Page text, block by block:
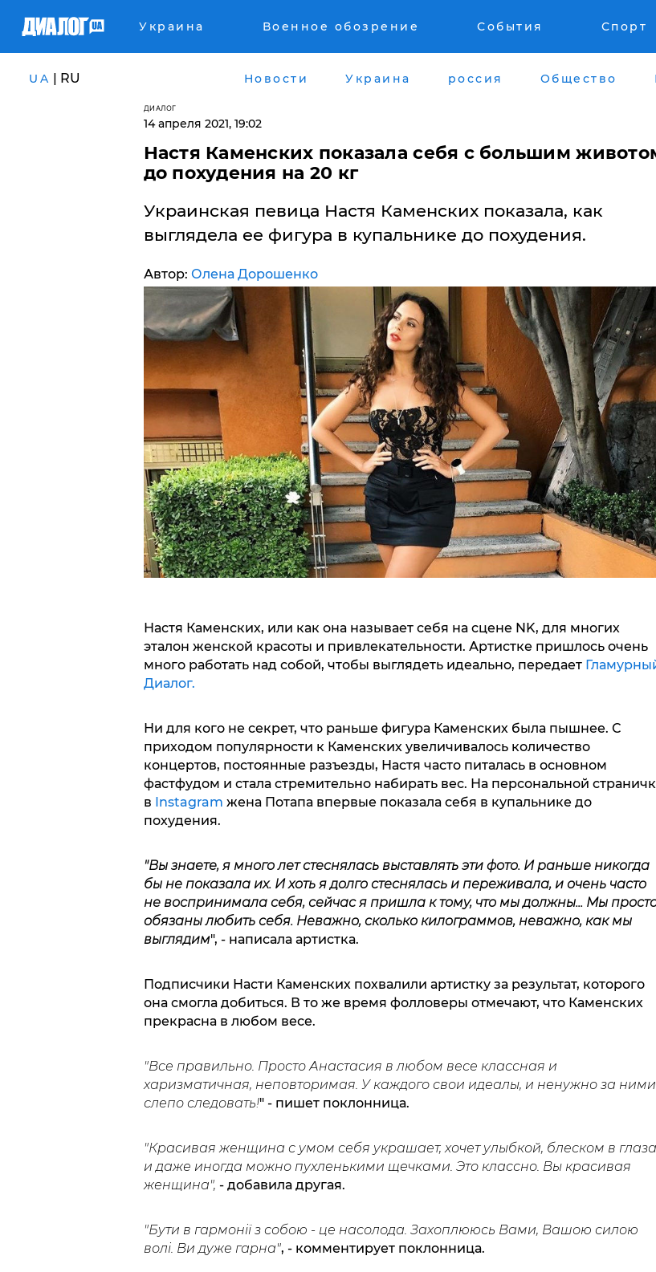
Украина Военное обозрение События Спорт
UA | RU Новости Украина россия Общество
ДИАЛОГ
14 апреля 2021, 19:02
Настя Каменских показала себя с большим
до похудения на 20 кг
Украинская певица Настя Каменских показала, как
выглядела ее фигура в купальнике до похудения.
Автор: Олена Дорошенко
Настя Каменских, или как она называет себя на сцене NK, для многих
эталон женской красоты и привлекательности. Артистке пришлось очень
много работать над собой, чтобы выглядеть идеально, передает
Диалог.
Ни для кого не секрет, что раньше фигура Каменских была пышнее. С
приходом популярности к Каменских увеличивалось количество
концертов, постоянные разъезды, Настя часто питалась в основном
фастфудом и стала стремительно набирать вес. На персональной
в Instagram жена Потапа впервые показала себя в купальнике до
похудения.
"Вы знаете, я много лет стеснялась выставлять эти фото. И раньше никогда
бы не показала их. И хоть я долго стеснялась и переживала, и очень часто
не воспринимала себя, сейчас я пришла к тому, что мы должны... Мы
обязаны любить себя. Неважно, сколько килограммов, неважно, как мы
выглядим", - написала артистка.
Подписчики Насти Каменских похвалили артистку за результат, которого
она смогла добиться. В то же время фолловеры отмечают, что Каменских
прекрасна в любом весе.
"Все правильно. Просто Анастасия в любом весе классная и
харизматичная, неповторимая. У каждого свои идеалы, и ненужно за ними
слепо следовать!" - пишет поклонница.
"Красивая женщина с умом себя украшает, хочет улыбкой, блеском в
и даже иногда можно пухленькими щечками. Это классно. Вы красивая
женщина", - добавила другая.
"Бути в гармонії з собою - це насолода. Захоплююсь Вами, Вашою силою
волі. Ви дуже гарна", - комментирует поклонница.